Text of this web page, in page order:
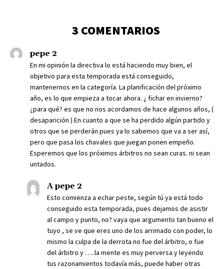
3 COMENTARIOS
pepe 2
En mi opinión la directiva lo está haciendo muy bien, el
objetivo para esta temporada está conseguido,
mantenernos en la categoría. La planificación del próximo
año, es lo que empieza a tocar ahora. ¿ fichar en invierno?
¿para qué? es que no nos acordamos de hace algunos años, (
desaparición ) En cuanto a que se ha perdido algún partido y
otros que se perderán pues ya lo sabemos que va a ser así,
pero que pasa los chavales que juegan ponen empeño.
Esperemos que los próximos árbitros no sean curas. ni sean
untados.
A pepe 2
Esto comienza a echar peste, según tú ya está todo
conseguido esta temporada, pues dejamos de asistir
al campo y punto, no? vaya que argumento tan bueno el
tuyo , se ve que eres uno de los arrimado con poder, lo
mismo la culpa de la derrota no fue del árbitro, o fue
del árbitro y …..la mente es muy perversa y leyendo
tus razonamientos todavía más, puede haber otras